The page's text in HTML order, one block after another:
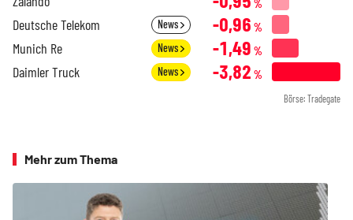
%
Deutsche Telekom News -0,96 %
Munich Re News -1,49 %
Daimler Truck News -3,82 %
Börse: Tradegate
Mehr zum Thema